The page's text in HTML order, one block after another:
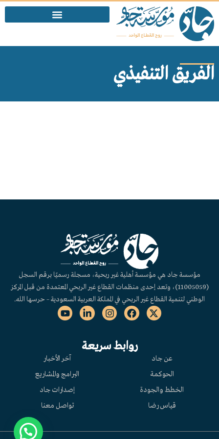
الفريق التنفيذي
مؤسسة جاد هي مؤسسة أهلية غير ربحية، مسجلة رسميًا برقم السجل
(11005059)، وتعد إحدى منظمات القطاع غير الربحي المعتمدة من قبل المركز
الوطني لتنمية القطاع غير الربحي في المملكة العربية السعودية – حرسها الله.
روابط سريعة
عن جاد
الحوكمة
الخطط والجودة
قياس رضا
آخر الأخبار
البرامج والمشاريع
إصدارات جاد
تواصل معنا